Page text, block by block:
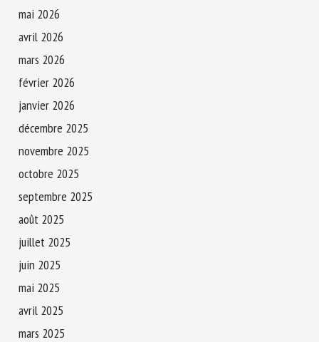
mai 2026
avril 2026
mars 2026
février 2026
janvier 2026
décembre 2025
novembre 2025
octobre 2025
septembre 2025
août 2025
juillet 2025
juin 2025
mai 2025
avril 2025
mars 2025